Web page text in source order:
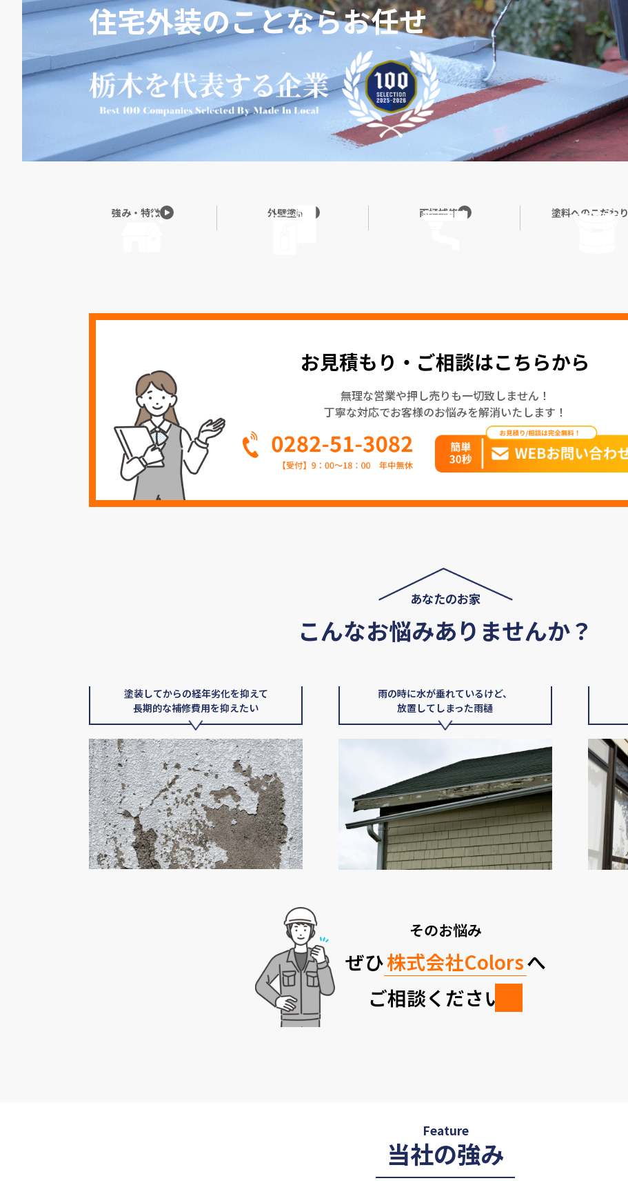
住宅外装のことならお任せ
強み・特徴 外壁塗装 雨樋補修 塗料へのこだわり
お見積もり・ご相談はこちらから
無理な営業や押し売りも一切致しません！
丁寧な対応でお客様のお悩みを解消いたします！
あなたのお家
こんなお悩みありませんか？
塗装してからの経年劣化を抑えて
長期的な補修費用を抑えたい
雨の時に水が垂れているけど、
放置してしまった雨樋
そのお悩み
ぜひ株式会社Colorsへ
ご相談ください！
Feature
当社の強み